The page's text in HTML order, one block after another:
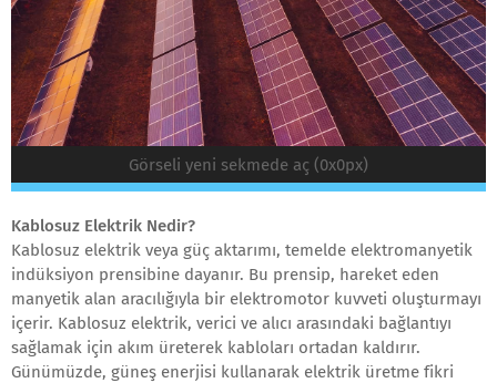
Görseli yeni sekmede aç (0x0px)
Kablosuz Elektrik Nedir?
Kablosuz elektrik veya güç aktarımı, temelde elektromanyetik
indüksiyon prensibine dayanır. Bu prensip, hareket eden
manyetik alan aracılığıyla bir elektromotor kuvveti oluşturmayı
içerir. Kablosuz elektrik, verici ve alıcı arasındaki bağlantıyı
sağlamak için akım üreterek kabloları ortadan kaldırır.
Günümüzde, güneş enerjisi kullanarak elektrik üretme fikri